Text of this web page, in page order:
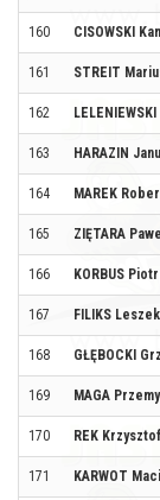
160 CISOWSKI
161 STREIT
162
163 HARAZIN
164 MAREK
165 ZIĘTARA
166 KORBUS Piotr
167 FILIKS Leszek
168 GŁĘBOCKI
169 MAGA
170 REK Krzysztof
171 KARWOT